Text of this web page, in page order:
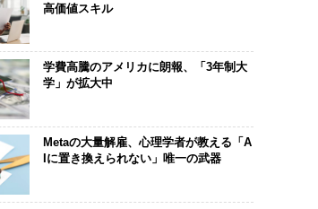
高価値スキル
学費高騰のアメリカに朗報、「3年制大
学」が拡大中
Metaの大量解雇、心理学者が教える「A
Iに置き換えられない」唯一の武器